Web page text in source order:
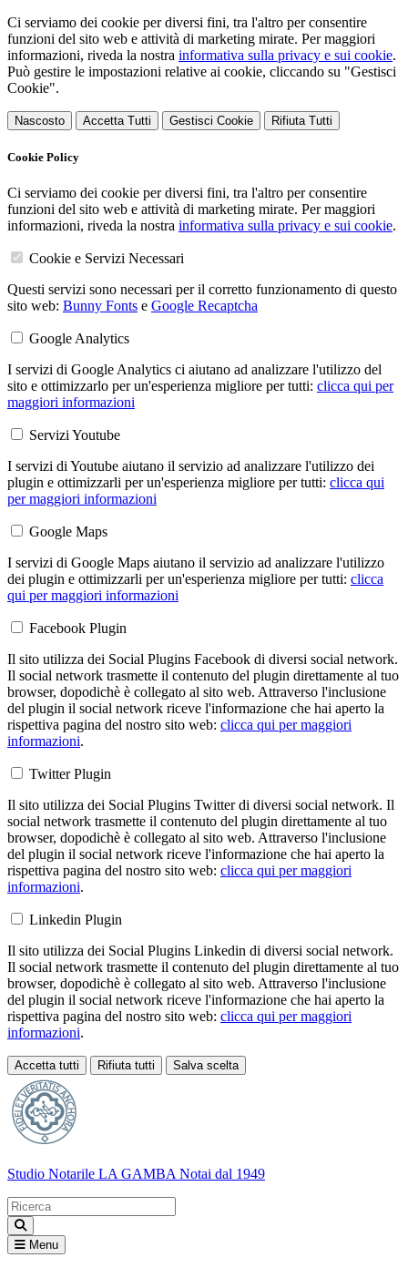
Ci serviamo dei cookie per diversi fini, tra l'altro per consentire
funzioni del sito web e attività di marketing mirate. Per maggiori
informazioni, riveda la nostra informativa sulla privacy e sui cookie.
Può gestire le impostazioni relative ai cookie, cliccando su "Gestisci
Cookie".
Nascosto Accetta Tutti Gestisci Cookie Rifiuta Tutti
Cookie Policy
Ci serviamo dei cookie per diversi fini, tra l'altro per consentire
funzioni del sito web e attività di marketing mirate. Per maggiori
informazioni, riveda la nostra informativa sulla privacy e sui cookie.
Cookie e Servizi Necessari
Questi servizi sono necessari per il corretto funzionamento di questo
sito web: Bunny Fonts e Google Recaptcha
Google Analytics
I servizi di Google Analytics ci aiutano ad analizzare l'utilizzo del
sito e ottimizzarlo per un'esperienza migliore per tutti: clicca qui per
maggiori informazioni
Servizi Youtube
I servizi di Youtube aiutano il servizio ad analizzare l'utilizzo dei
plugin e ottimizzarli per un'esperienza migliore per tutti: clicca qui
per maggiori informazioni
Google Maps
I servizi di Google Maps aiutano il servizio ad analizzare l'utilizzo
dei plugin e ottimizzarli per un'esperienza migliore per tutti: clicca
qui per maggiori informazioni
Facebook Plugin
Il sito utilizza dei Social Plugins Facebook di diversi social network.
Il social network trasmette il contenuto del plugin direttamente al tuo
browser, dopodichè è collegato al sito web. Attraverso l'inclusione
del plugin il social network riceve l'informazione che hai aperto la
rispettiva pagina del nostro sito web: clicca qui per maggiori
informazioni.
Twitter Plugin
Il sito utilizza dei Social Plugins Twitter di diversi social network. Il
social network trasmette il contenuto del plugin direttamente al tuo
browser, dopodichè è collegato al sito web. Attraverso l'inclusione
del plugin il social network riceve l'informazione che hai aperto la
rispettiva pagina del nostro sito web: clicca qui per maggiori
informazioni.
Linkedin Plugin
Il sito utilizza dei Social Plugins Linkedin di diversi social network.
Il social network trasmette il contenuto del plugin direttamente al tuo
browser, dopodichè è collegato al sito web. Attraverso l'inclusione
del plugin il social network riceve l'informazione che hai aperto la
rispettiva pagina del nostro sito web: clicca qui per maggiori
informazioni.
Accetta tutti Rifiuta tutti Salva scelta
Loading...
Studio Notarile LA GAMBA Notai dal 1949
Menu